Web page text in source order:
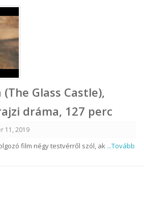
Glass Castle),
dráma, 127 perc
11, 2019
film négy testvérről szól, ak ...Tovább